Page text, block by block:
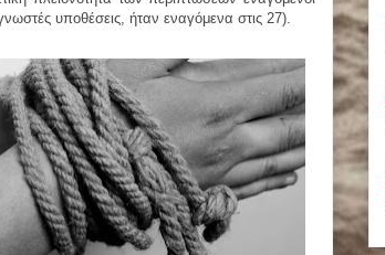
υποθέσεις, ήταν εναγόμενα στις 27).